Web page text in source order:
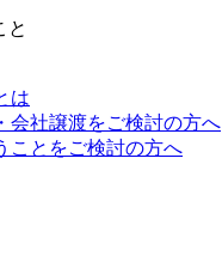
と
は
会社譲渡をご検討の方へ
ことをご検討の方へ